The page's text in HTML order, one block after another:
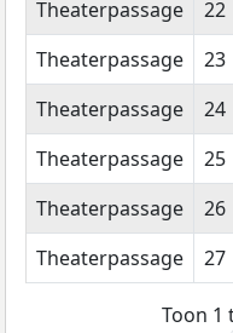
Theaterpassage
22
Theaterpassage
23
Theaterpassage
24
Theaterpassage
25
Theaterpassage
26
Theaterpassage
27
Toon 1